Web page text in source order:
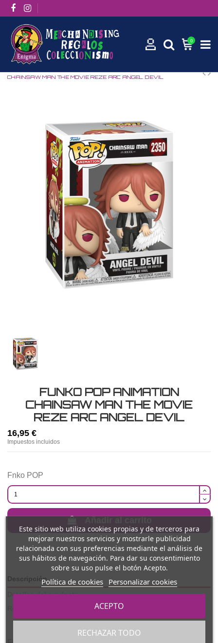
0
CHAINSAW MAN THE MOVIE REZE ARC ANGEL DEVIL
FUNKO POP ANIMATION
CHAINSAW MAN THE MOVIE
REZE ARC ANGEL DEVIL
16,95 €
Impuestos incluidos
Fnko POP
Descripción
Detalles del producto
Este sitio web utiliza cookies propias y de terceros para
mejorar nuestros servicios y mostrarle publicidad
relacionada con sus preferencias mediante el análisis de
sus hábitos de navegación. Para dar su consentimiento
sobre su uso pulse el botón Acepto.
Política de cookies Personalizar cookies
RECHAZAR TODO
ACEPTO